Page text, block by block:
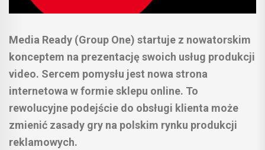
Media Ready (Group One) startuje z nowatorskim
konceptem na prezentację swoich usług produkcji
video. Sercem pomysłu jest nowa strona
internetowa w formie sklepu online. To
rewolucyjne podejście do obsługi klienta może
zmienić zasady gry na polskim rynku produkcji
reklamowych.